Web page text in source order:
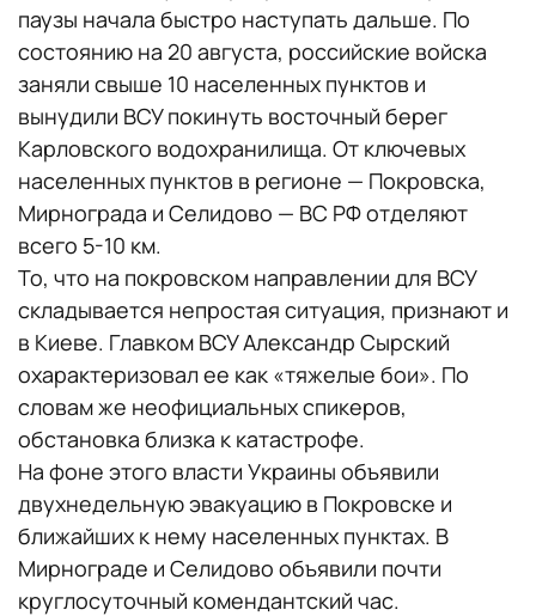
паузы начала быстро наступать дальше. По
состоянию на 20 августа, российские войска
заняли свыше 10 населенных пунктов и
вынудили ВСУ покинуть восточный берег
Карловского водохранилища. От ключевых
населенных пунктов в регионе — Покровска,
Мирнограда и Селидово — ВС РФ отделяют
всего 5-10 км.
То, что на покровском направлении для ВСУ
складывается непростая ситуация, признают и
в Киеве. Главком ВСУ Александр Сырский
охарактеризовал ее как «тяжелые бои». По
словам же неофициальных спикеров,
обстановка близка к катастрофе.
На фоне этого власти Украины объявили
двухнедельную эвакуацию в Покровске и
ближайших к нему населенных пунктах. В
Мирнограде и Селидово объявили почти
круглосуточный комендантский час.